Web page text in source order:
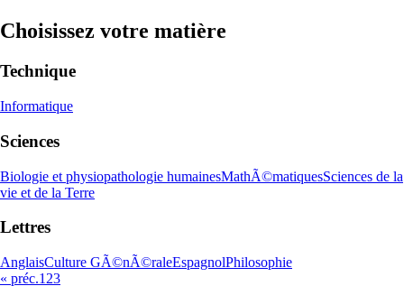
Choisissez votre matière
Technique
Informatique
Sciences
Biologie et physiopathologie humainesMathÃ©matiquesSciences de la
vie et de la Terre
Lettres
AnglaisCulture GÃ©nÃ©raleEspagnolPhilosophie
« préc.1 23